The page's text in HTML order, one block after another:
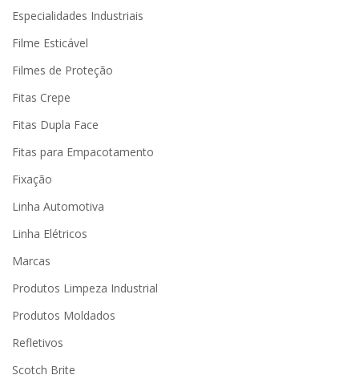
Especialidades Industriais
Filme Esticável
Filmes de Proteção
Fitas Crepe
Fitas Dupla Face
Fitas para Empacotamento
Fixação
Linha Automotiva
Linha Elétricos
Marcas
Produtos Limpeza Industrial
Produtos Moldados
Refletivos
Scotch Brite